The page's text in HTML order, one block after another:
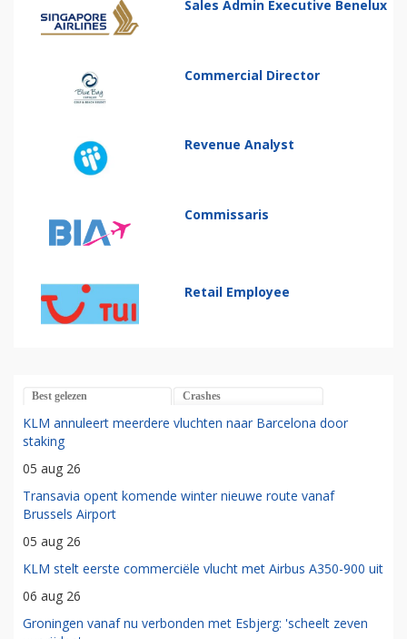
Sales Admin Executive Benelux
Commercial Director
Revenue Analyst
Commissaris
Retail Employee
Best gelezen Crashes
KLM annuleert meerdere vluchten naar Barcelona door
staking
05 aug 26
Transavia opent komende winter nieuwe route vanaf
Brussels Airport
05 aug 26
KLM stelt eerste commerciële vlucht met Airbus A350-900 uit
06 aug 26
Groningen vanaf nu verbonden met Esbjerg: 'scheelt zeven